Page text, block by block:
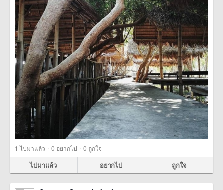
1 ไปมาแล้ว · 0 อยากไป · 0 ถูกใจ
ไปมาแล้ว อยากไป ถูกใจ